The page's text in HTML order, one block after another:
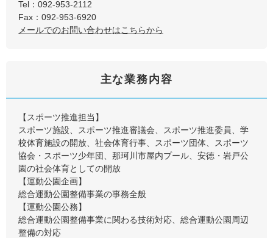
Tel：092-953-2112
Fax：092-953-6920
メールでのお問い合わせはこちらから
主な業務内容
【スポーツ推進担当】
スポーツ施設、スポーツ推進審議会、スポーツ推進委員、学
校体育施設の開放、社会体育行事、スポーツ団体、スポーツ
協会・スポーツ少年団、那珂川市屋内プール、安徳・岩戸公
園の社会体育としての開放
【運動公園企画】
総合運動公園整備事業の事務全般
【運動公園公務】
総合運動公園整備事業に関わる技術対応、総合運動公園周辺
整備の対応